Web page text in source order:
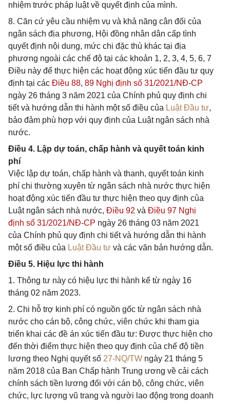
nhiệm trước pháp luật về quyết định của mình.
8. Căn cứ yêu cầu nhiệm vụ và khả năng cân đối của
ngân sách địa phương, Hội đồng nhân dân cấp tình
quyết định nội dung, mức chi đặc thù khác tại địa
phương ngoài các chế độ tại các khoản 1, 2, 3, 4, 5, 6, 7
Điều này để thực hiện các hoạt động xúc tiến đầu tư quy
định tại các Điều 88, 89 Nghị định số 31/2021/NĐ-CP
ngày 26 tháng 3 năm 2021 của Chính phủ quy định chi
tiết và hướng dẫn thi hành một số điều của Luật Đầu tư,
bảo đảm phù hợp với quy định của Luật ngân sách nhà
nước.
Điều 4. Lập dự toán, chấp hành và quyết toán kinh
phí
Việc lập dự toán, chấp hành và thanh, quyết toán kinh
phí chi thường xuyên từ ngân sách nhà nước thực hiện
hoạt động xúc tiến đầu tư thực hiện theo quy định của
Luật ngân sách nhà nước, Điều 92 và Điều 97 Nghị
định số 31/2021/NĐ-CP ngày 26 tháng 03 năm 2021
của Chính phủ quy định chi tiết và hướng dẫn thi hành
một số điều của Luật Đầu tư và các văn bản hướng dẫn.
Điều 5. Hiệu lực thi hành
1. Thông tư này có hiệu lực thi hành kể từ ngày 16
tháng 02 năm 2023.
2. Chi hỗ trợ kinh phí có nguồn gốc từ ngân sách nhà
nước cho cán bộ, công chức, viên chức khi tham gia
triển khai các đề án xúc tiến đầu tư: Được thực hiện cho
đến thời điểm thực hiện theo quy định của chế độ tiền
lương theo Nghị quyết số 27-NQ/TW ngày 21 tháng 5
năm 2018 của Ban Chấp hành Trung ương về cải cách
chính sách tiền lương đối với cán bộ, công chức, viên
chức, lực lượng vũ trang và người lao động trong doanh